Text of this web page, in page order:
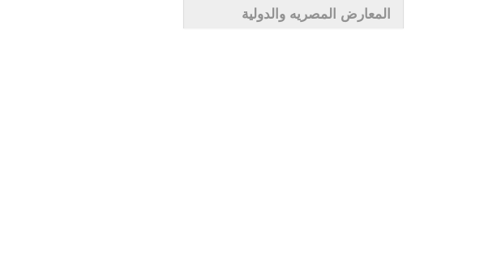
المعارض المصريه والدولية